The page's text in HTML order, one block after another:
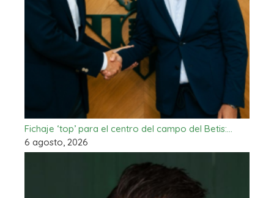
Fichaje ‘top’ para el centro del campo del Betis:…
6 agosto, 2026